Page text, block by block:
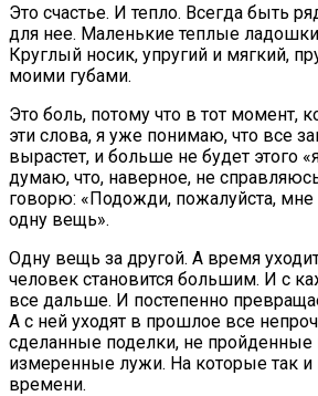
Это счастье. И тепло. Всегда быть
для нее. Маленькие теплые
Круглый носик, упругий и мягкий,
моими губами.
Это боль, потому что в тот момент,
эти слова, я уже понимаю, что все
вырастет, и больше не будет этого
думаю, что, наверное, не
говорю: «Подожди, пожалуйста, мне
одну вещь».
Одну вещь за другой. А время
человек становится большим. И с
все дальше. И постепенно
А с ней уходят в прошлое все
сделанные поделки, не
измеренные лужи. На которые так и
времени.